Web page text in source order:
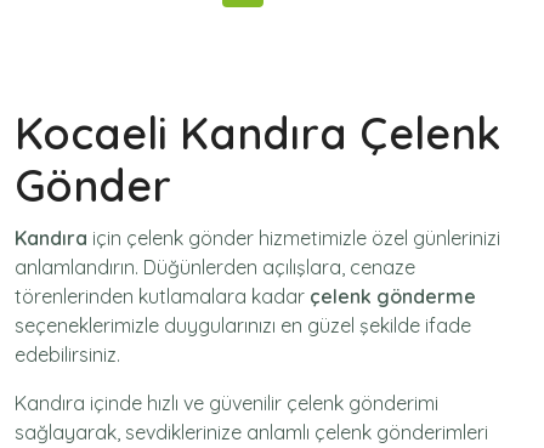
Kocaeli Kandıra Çelenk
Gönder
Kandıra için çelenk gönder hizmetimizle özel günlerinizi
anlamlandırın. Düğünlerden açılışlara, cenaze
törenlerinden kutlamalara kadar çelenk gönderme
seçeneklerimizle duygularınızı en güzel şekilde ifade
edebilirsiniz.
Kandıra içinde hızlı ve güvenilir çelenk gönderimi
sağlayarak, sevdiklerinize anlamlı çelenk gönderimleri